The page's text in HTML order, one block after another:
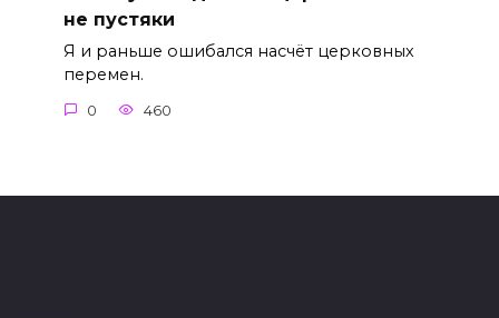
не пустяки
Я и раньше ошибался насчёт церковных
перемен.
0 460